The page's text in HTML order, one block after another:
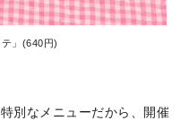
テ」(640円)
別なメニューだから、開催